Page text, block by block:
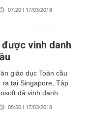
07:20 | 17/03/2018
vinh danh
giáo dục Toàn cầu
ra tại Singapore, Tập
đã vinh danh...
05:50 | 17/03/2018